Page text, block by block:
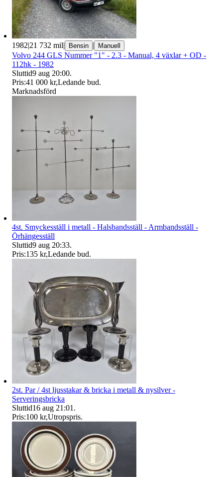
1982|21 732 mil| Bensin | Manuell
Volvo 244 GLS Nummer "1" - 2.3 - Manual, 4 växlar + OD -
112hk - 1982
Sluttid9 aug 20:00.
Pris:41 000 kr,Ledande bud.
Marknadsförd
4st. Smyckesställ i metall - Halsbandsställ - Armbandsställ -
Örhängesställ
Sluttid9 aug 20:33.
Pris:135 kr,Ledande bud.
2st. Par / 4st ljusstakar & bricka i metall & nysilver -
Serveringsbricka
Sluttid16 aug 21:01 .
Pris:100 kr,Utropspris.